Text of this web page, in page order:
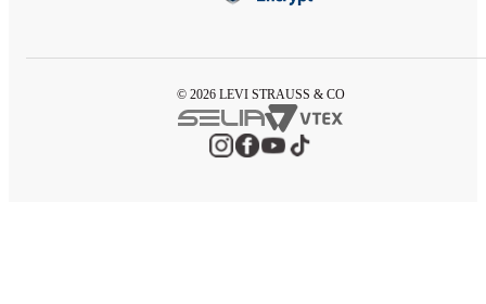
© 2026 LEVI STRAUSS & CO